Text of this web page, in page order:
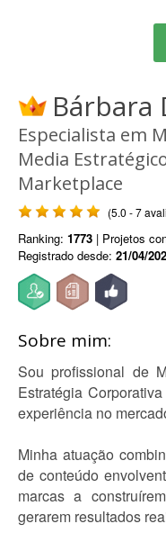
Bárbara
Especialista em
Media
Marketplace
(5.0 - 7
Ranking: 1773 | Projetos
Registrado desde: 21/04/
Sobre mim:
Sou profissional de
Estratégia
experiência no
Minha atuação
de conteúdo
marcas a
gerarem resultados